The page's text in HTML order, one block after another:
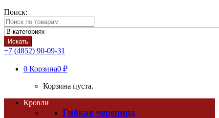
Поиск:
Искать
+7 (4852) 90-09-31
0 Корзина0 ₽
Корзина пуста.
Кровли
Гибкая черепица